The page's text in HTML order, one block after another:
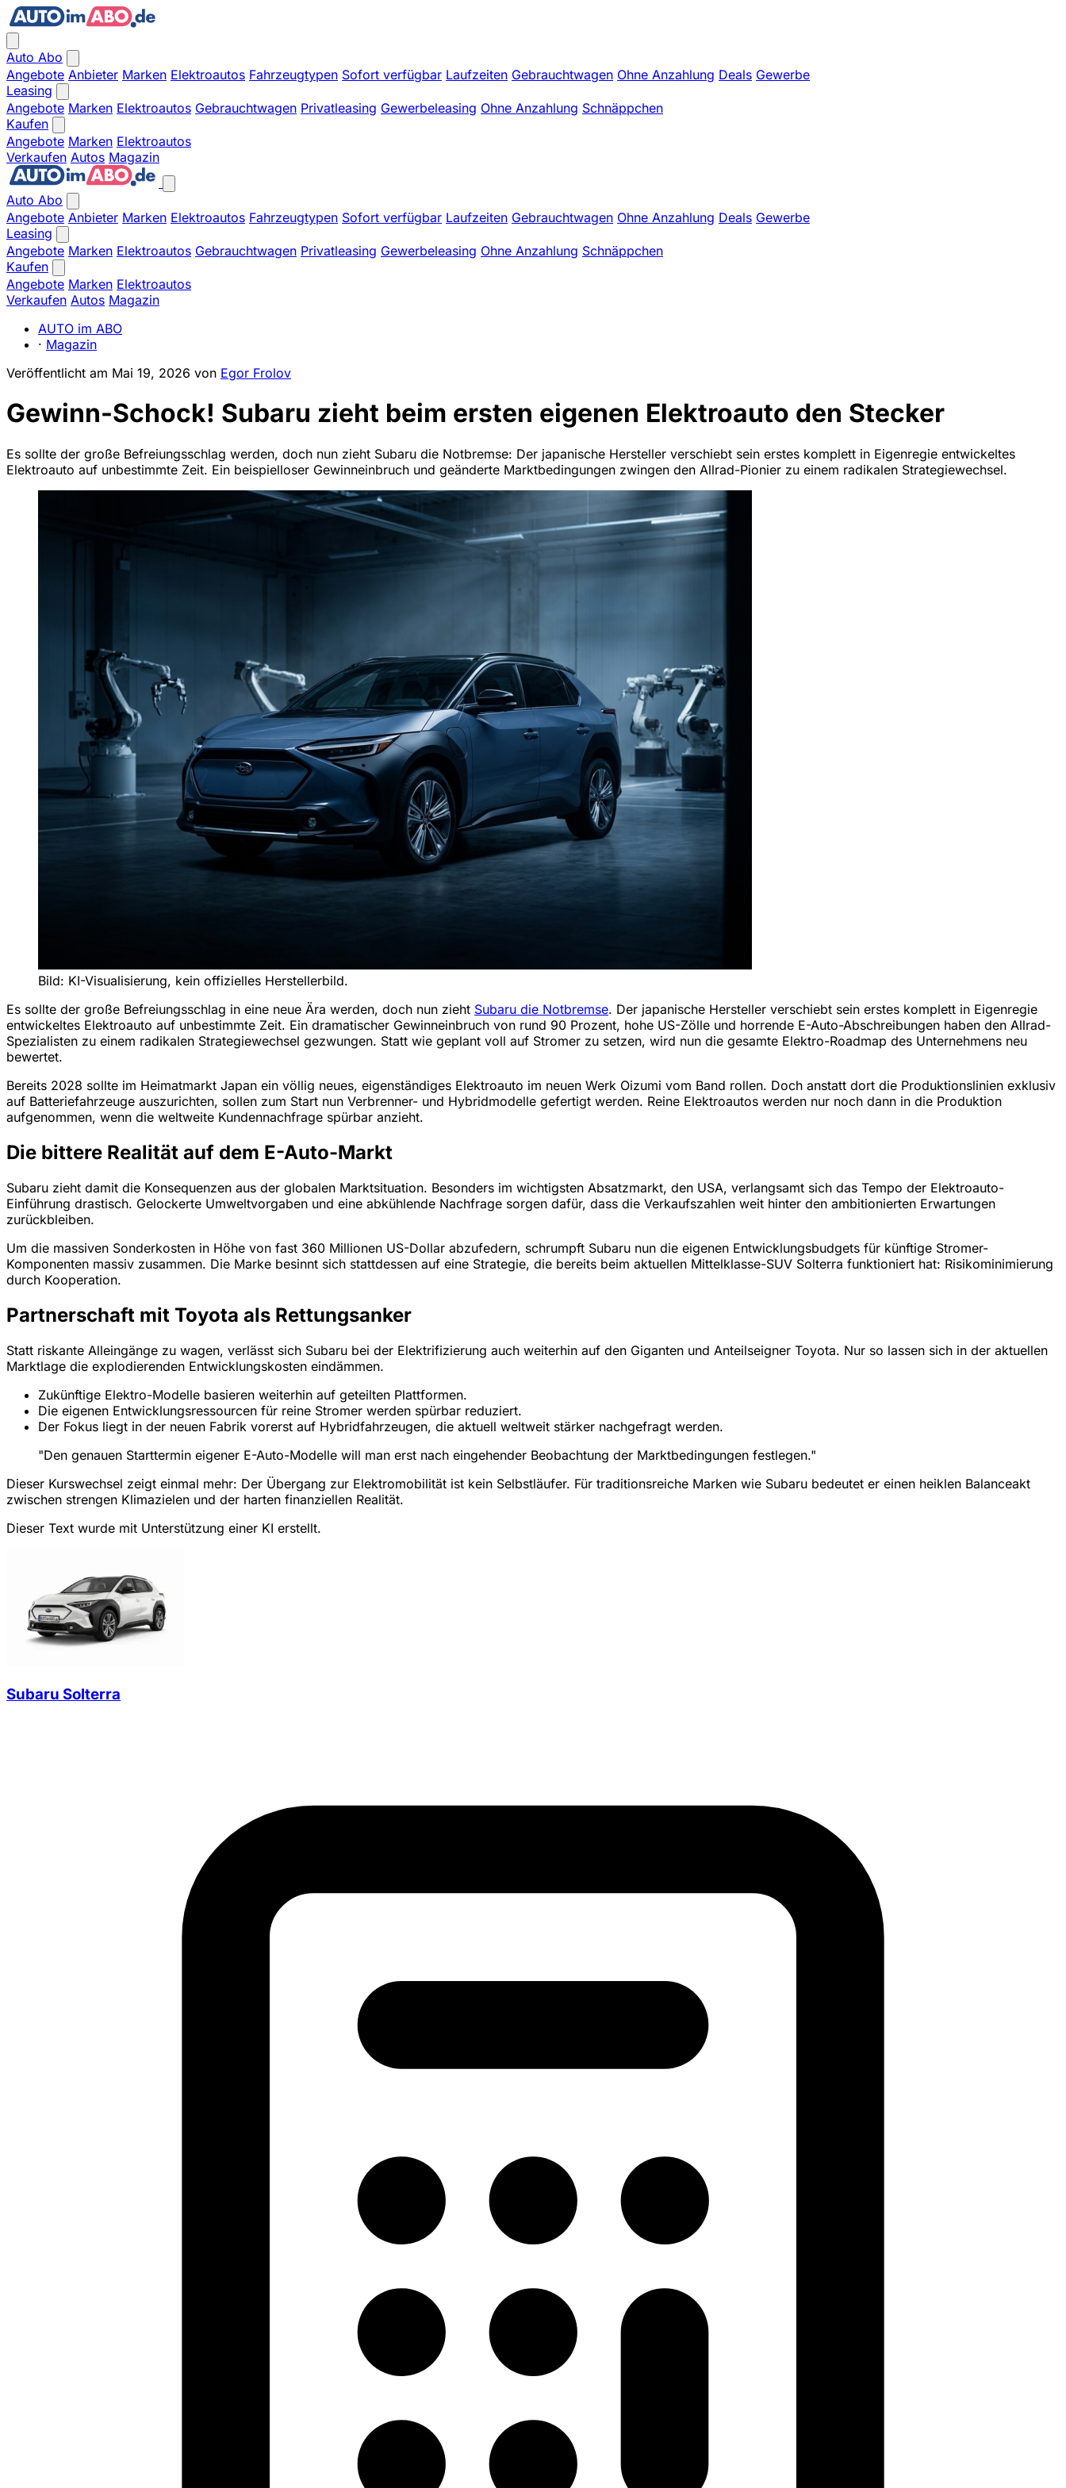
Auto Abo
Angebote Anbieter Marken Elektroautos Fahrzeugtypen Sofort verfügbar Laufzeiten Gebrauchtwagen Ohne Anzahlung Deals Gewerbe
Leasing
Angebote Marken Elektroautos Gebrauchtwagen Privatleasing Gewerbeleasing Ohne Anzahlung Schnäppchen
Kaufen
Angebote Marken Elektroautos
Verkaufen Autos Magazin
Auto Abo
Angebote Anbieter Marken Elektroautos Fahrzeugtypen Sofort verfügbar Laufzeiten Gebrauchtwagen Ohne Anzahlung Deals Gewerbe
Leasing
Angebote Marken Elektroautos Gebrauchtwagen Privatleasing Gewerbeleasing Ohne Anzahlung Schnäppchen
Kaufen
Angebote Marken Elektroautos
Verkaufen Autos Magazin
AUTO im ABO
· Magazin
Veröffentlicht am Mai 19, 2026 von Egor Frolov
Gewinn-Schock! Subaru zieht beim ersten eigenen Elektroauto den Stecker
Es sollte der große Befreiungsschlag werden, doch nun zieht Subaru die Notbremse: Der japanische Hersteller verschiebt sein erstes komplett in Eigenregie entwickeltes
Elektroauto auf unbestimmte Zeit. Ein beispielloser Gewinneinbruch und geänderte Marktbedingungen zwingen den Allrad-Pionier zu einem radikalen Strategiewechsel.
Bild: KI-Visualisierung, kein offizielles Herstellerbild.
Es sollte der große Befreiungsschlag in eine neue Ära werden, doch nun zieht Subaru die Notbremse. Der japanische Hersteller verschiebt sein erstes komplett in Eigenregie
entwickeltes Elektroauto auf unbestimmte Zeit. Ein dramatischer Gewinneinbruch von rund 90 Prozent, hohe US-Zölle und horrende E-Auto-Abschreibungen haben den Allrad-
Spezialisten zu einem radikalen Strategiewechsel gezwungen. Statt wie geplant voll auf Stromer zu setzen, wird nun die gesamte Elektro-Roadmap des Unternehmens neu
bewertet.
Bereits 2028 sollte im Heimatmarkt Japan ein völlig neues, eigenständiges Elektroauto im neuen Werk Oizumi vom Band rollen. Doch anstatt dort die Produktionslinien exklusiv
auf Batteriefahrzeuge auszurichten, sollen zum Start nun Verbrenner- und Hybridmodelle gefertigt werden. Reine Elektroautos werden nur noch dann in die Produktion
aufgenommen, wenn die weltweite Kundennachfrage spürbar anzieht.
Die bittere Realität auf dem E-Auto-Markt
Subaru zieht damit die Konsequenzen aus der globalen Marktsituation. Besonders im wichtigsten Absatzmarkt, den USA, verlangsamt sich das Tempo der Elektroauto-
Einführung drastisch. Gelockerte Umweltvorgaben und eine abkühlende Nachfrage sorgen dafür, dass die Verkaufszahlen weit hinter den ambitionierten Erwartungen
zurückbleiben.
Um die massiven Sonderkosten in Höhe von fast 360 Millionen US-Dollar abzufedern, schrumpft Subaru nun die eigenen Entwicklungsbudgets für künftige Stromer-
Komponenten massiv zusammen. Die Marke besinnt sich stattdessen auf eine Strategie, die bereits beim aktuellen Mittelklasse-SUV Solterra funktioniert hat: Risikominimierung
durch Kooperation.
Partnerschaft mit Toyota als Rettungsanker
Statt riskante Alleingänge zu wagen, verlässt sich Subaru bei der Elektrifizierung auch weiterhin auf den Giganten und Anteilseigner Toyota. Nur so lassen sich in der aktuellen
Marktlage die explodierenden Entwicklungskosten eindämmen.
Zukünftige Elektro-Modelle basieren weiterhin auf geteilten Plattformen.
Die eigenen Entwicklungsressourcen für reine Stromer werden spürbar reduziert.
Der Fokus liegt in der neuen Fabrik vorerst auf Hybridfahrzeugen, die aktuell weltweit stärker nachgefragt werden.
"Den genauen Starttermin eigener E-Auto-Modelle will man erst nach eingehender Beobachtung der Marktbedingungen festlegen."
Dieser Kurswechsel zeigt einmal mehr: Der Übergang zur Elektromobilität ist kein Selbstläufer. Für traditionsreiche Marken wie Subaru bedeutet er einen heiklen Balanceakt
zwischen strengen Klimazielen und der harten finanziellen Realität.
Dieser Text wurde mit Unterstützung einer KI erstellt.
Subaru Solterra